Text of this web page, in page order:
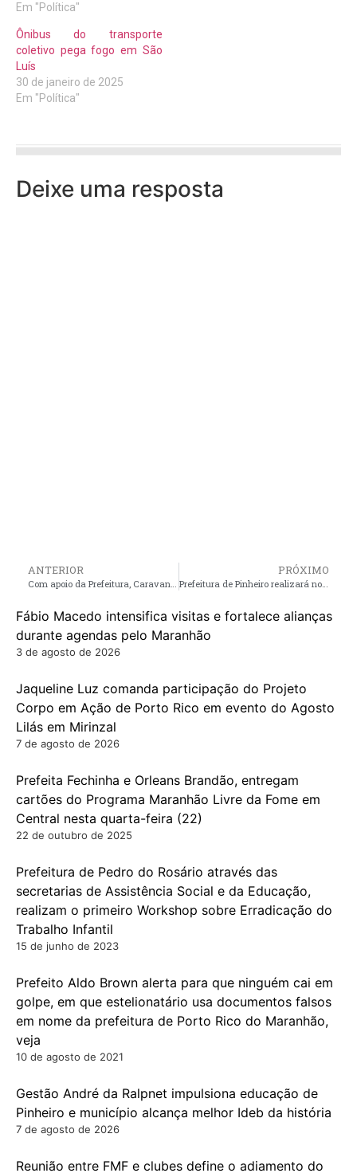
Em "Política"
Ônibus do transporte
coletivo pega fogo em São
Luís
30 de janeiro de 2025
Em "Política"
Deixe uma resposta
ANTERIOR
Com apoio da Prefeitura, Caravana Fome e Sede de Justiça chega à Pinheiro
PRÓXIMO
Prefeitura de Pinheiro realizará novo mutirão de saúde com cirurgias de varizes
Fábio Macedo intensifica visitas e fortalece alianças
durante agendas pelo Maranhão
3 de agosto de 2026
Jaqueline Luz comanda participação do Projeto
Corpo em Ação de Porto Rico em evento do Agosto
Lilás em Mirinzal
7 de agosto de 2026
Prefeita Fechinha e Orleans Brandão, entregam
cartões do Programa Maranhão Livre da Fome em
Central nesta quarta-feira (22)
22 de outubro de 2025
Prefeitura de Pedro do Rosário através das
secretarias de Assistência Social e da Educação,
realizam o primeiro Workshop sobre Erradicação do
Trabalho Infantil
15 de junho de 2023
Prefeito Aldo Brown alerta para que ninguém cai em
golpe, em que estelionatário usa documentos falsos
em nome da prefeitura de Porto Rico do Maranhão,
veja
10 de agosto de 2021
Gestão André da Ralpnet impulsiona educação de
Pinheiro e município alcança melhor Ideb da história
7 de agosto de 2026
Reunião entre FMF e clubes define o adiamento do